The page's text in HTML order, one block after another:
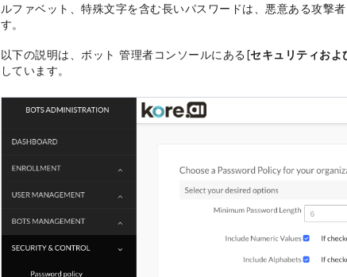
ルファベット、特殊文字を含む長いパスワードは、悪意ある攻撃
す。
以下の説明は、ボット 管理者コンソールにある[セキュリティおよ
しています。